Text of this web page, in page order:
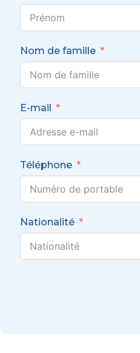
Nom de famille
E-mail
Téléphone
Nationalité